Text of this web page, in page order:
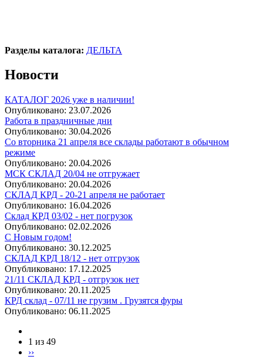
Разделы каталога: ДЕЛЬТА
Новости
КАТАЛОГ 2026 уже в наличии!
Опубликовано: 23.07.2026
Работа в праздничные дни
Опубликовано: 30.04.2026
Со вторника 21 апреля все склады работают в обычном
режиме
Опубликовано: 20.04.2026
МСК СКЛАД 20/04 не отгружает
Опубликовано: 20.04.2026
СКЛАД КРД - 20-21 апреля не работает
Опубликовано: 16.04.2026
Склад КРД 03/02 - нет погрузок
Опубликовано: 02.02.2026
С Новым годом!
Опубликовано: 30.12.2025
СКЛАД КРД 18/12 - нет отгрузок
Опубликовано: 17.12.2025
21/11 СКЛАД КРД - отгрузок нет
Опубликовано: 20.11.2025
КРД склад - 07/11 не грузим . Грузятся фуры
Опубликовано: 06.11.2025
1 из 49
››